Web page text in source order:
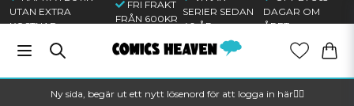
UTAN EXTRA
KOSTNAD
FRI FRAKT
FRÅN 600KR
SERIER SEDAN
40 ÅR
DAGAR OM
ÅRET
Ny sida, begär ut ett nytt lösenord för att logga in här🦸‍♂️